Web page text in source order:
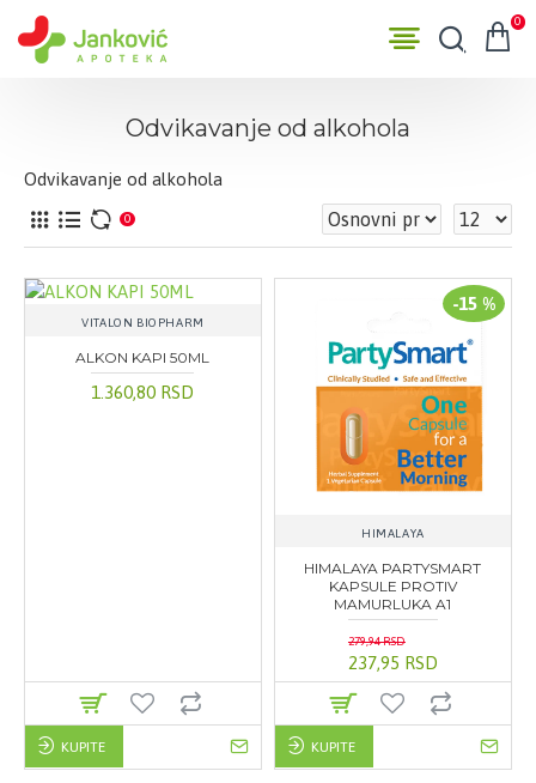
0
Odvikavanje od alkohola
Odvikavanje od alkohola
0
VITALON BIOPHARM
ALKON KAPI 50ML
1.360,80 RSD
KUPITE
-15 %
HIMALAYA
HIMALAYA PARTYSMART
KAPSULE PROTIV
MAMURLUKA A1
237,95 RSD
279,94 RSD
KUPITE